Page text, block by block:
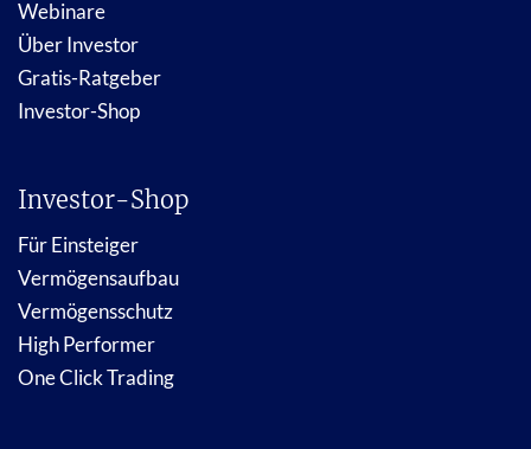
Webinare
Über Investor
Gratis-Ratgeber
Investor-Shop
Investor-Shop
Für Einsteiger
Vermögensaufbau
Vermögensschutz
High Performer
One Click Trading